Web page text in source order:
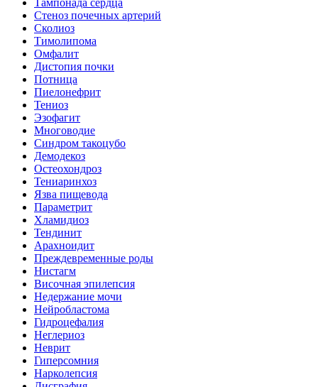
Тампонада сердца
Стеноз почечных артерий
Сколиоз
Тимолипома
Омфалит
Дистопия почки
Потница
Пиелонефрит
Тениоз
Эзофагит
Многоводие
Синдром такоцубо
Демодекоз
Остеохондроз
Тениаринхоз
Язва пищевода
Параметрит
Хламидиоз
Тендинит
Арахноидит
Преждевременные роды
Нистагм
Височная эпилепсия
Недержание мочи
Нейробластома
Гидроцефалия
Неглериоз
Неврит
Гиперсомния
Нарколепсия